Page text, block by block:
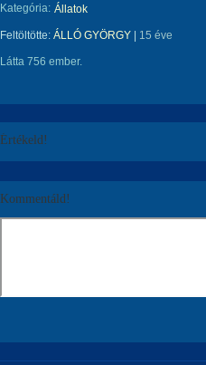
Kategória: Állatok
Feltöltötte: ÁLLÓ GYÖRGY 15 éve
Látta 756 ember.
Értékeld!
Kommentáld!